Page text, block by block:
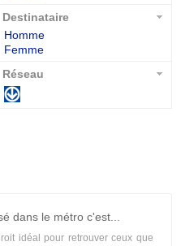
Destinataire
Homme
Femme
Réseau
dans le métro c'est...
idéal pour retrouver ceux que